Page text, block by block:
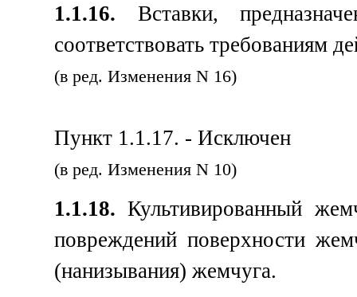
1.1.16. Вставки,
соответствовать требованиям
(в ред. Изменения N 16)
Пункт 1.1.17. - Исключен
(в ред. Изменения N 10)
1.1.18. Культивированный
повреждений поверхности
(нанизывания) жемчуга.